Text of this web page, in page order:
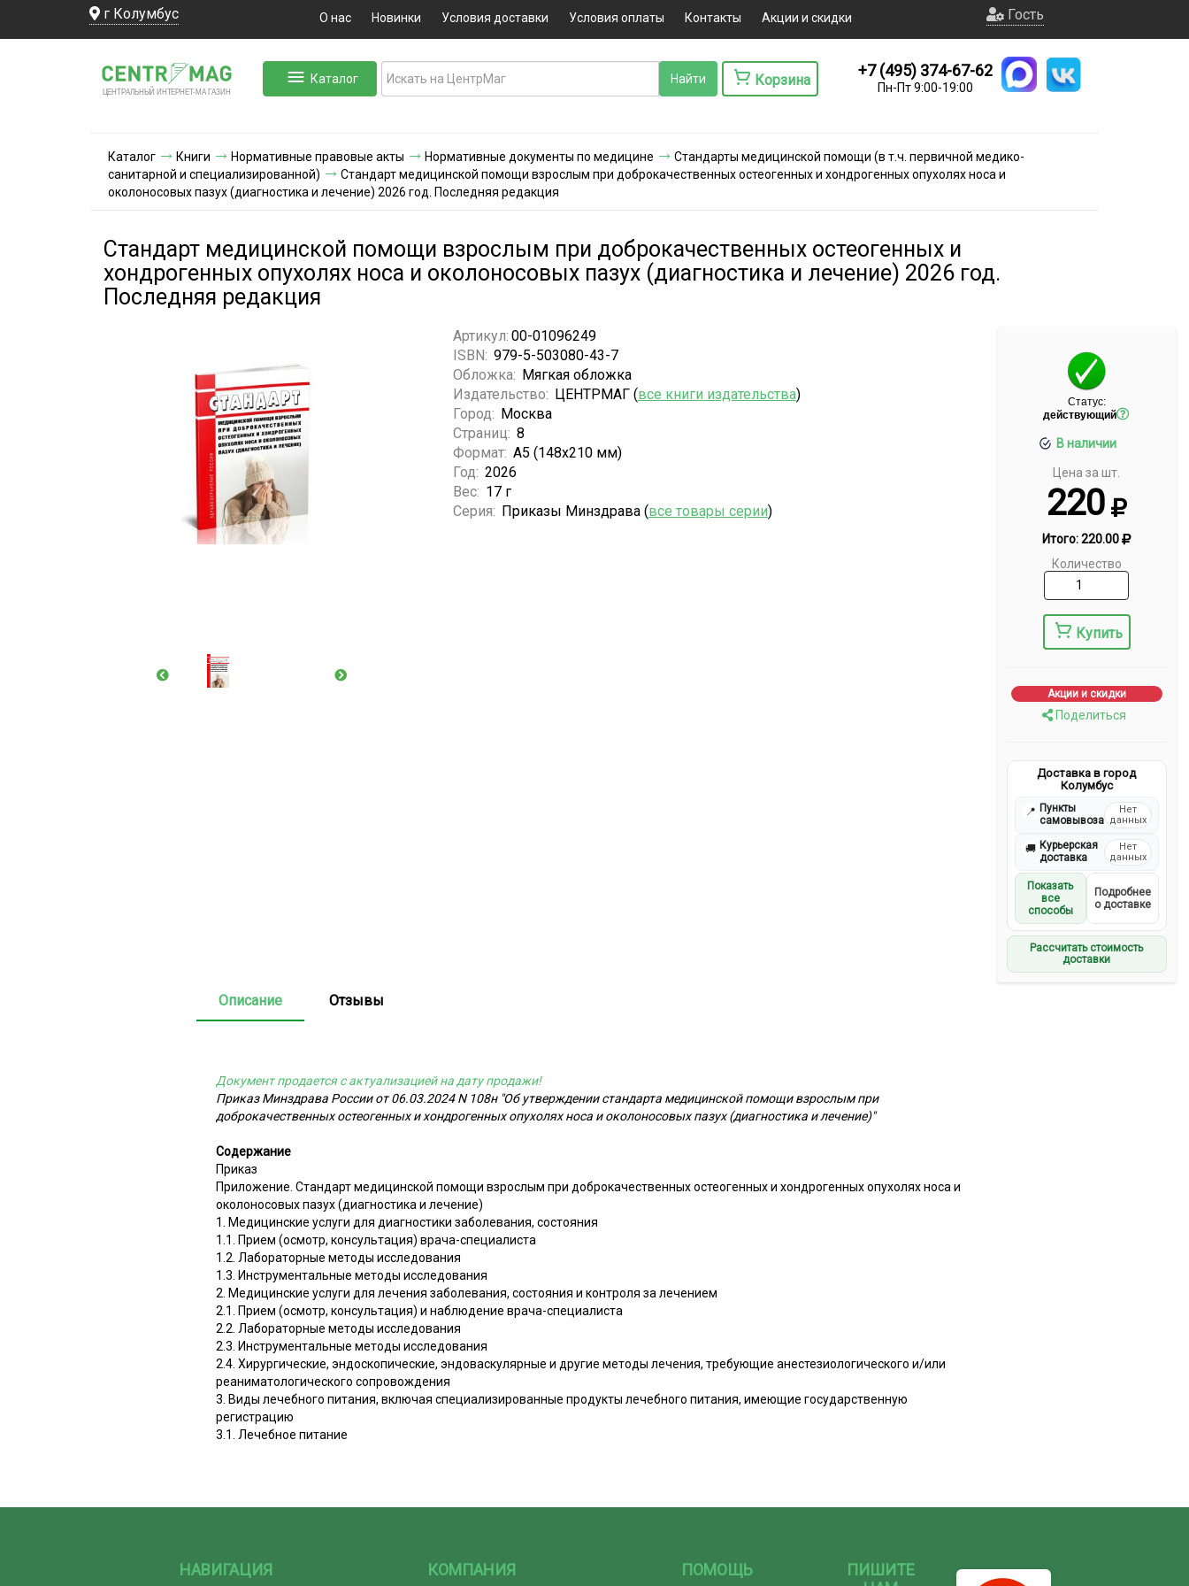
г Колумбус О нас Новинки Условия доставки Условия оплаты Контакты Акции и скидки Гость
ЦЕНТРАЛЬНЫЙ ИНТЕРНЕТ-МА ГАЗИН
Каталог Корзина
+7 (495) 374-67-62
Пн-Пт 9:00-19:00
Каталог Книги Нормативные правовые акты Нормативные документы по медицине
Стандарты медицинской помощи (в т.ч. первичной медико-
санитарной и специализированной)
Стандарт медицинской помощи взрослым при доброкачественных остеогенных и хондрогенных опухолях носа и
околоносовых пазух (диагностика и лечение) 2026 год. Последняя редакция
Стандарт медицинской помощи взрослым при доброкачественных остеогенных и
хондрогенных опухолях носа и околоносовых пазух (диагностика и лечение) 2026 год.
Последняя редакция
Статус:
действующий
В наличии
Цена за шт.
220
Итого:220.00
Количество
Купить
Акции и скидки
Поделиться
Доставка в город
Колумбус
📍 Пункты
самовывоза
Нет
данных
🚚 Курьерская
доставка
Нет
данных
Показать
все
способы
Подробнее
о доставке
Рассчитать стоимость
доставки
Артикул: 00-01096249
ISBN: 979-5-503080-43-7
Обложка: Мягкая обложка
Издательство: ЦЕНТРМАГ (все книги издательства)
Город: Москва
Страниц: 8
Формат: А5 (148x210 мм)
Год: 2026
Вес: 17 г
Серия: Приказы Минздрава (все товары серии)
Описание Отзывы
Документ продается с актуализацией на дату продажи!
Приказ Минздрава России от 06.03.2024 N 108н "Об утверждении стандарта медицинской помощи взрослым при
доброкачественных остеогенных и хондрогенных опухолях носа и околоносовых пазух (диагностика и лечение)"
Содержание
Приказ
Приложение. Стандарт медицинской помощи взрослым при доброкачественных остеогенных и хондрогенных опухолях носа и
околоносовых пазух (диагностика и лечение)
1. Медицинские услуги для диагностики заболевания, состояния
1.1. Прием (осмотр, консультация) врача-специалиста
1.2. Лабораторные методы исследования
1.3. Инструментальные методы исследования
2. Медицинские услуги для лечения заболевания, состояния и контроля за лечением
2.1. Прием (осмотр, консультация) и наблюдение врача-специалиста
2.2. Лабораторные методы исследования
2.3. Инструментальные методы исследования
2.4. Хирургические, эндоскопические, эндоваскулярные и другие методы лечения, требующие анестезиологического и/или
реаниматологического сопровождения
3. Виды лечебного питания, включая специализированные продукты лечебного питания, имеющие государственную
регистрацию
3.1. Лечебное питание
НАВИГАЦИЯ КОМПАНИЯ ПОМОЩЬ
ПИШИТЕ